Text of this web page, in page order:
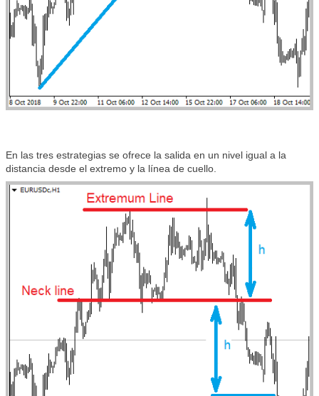
En las tres estrategias se ofrece la salida en un nivel igual a la
distancia desde el extremo y la línea de cuello.